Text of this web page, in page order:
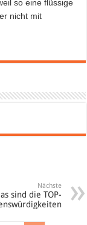
so eine flüssige
nicht mit
Nächste
sind die TOP-